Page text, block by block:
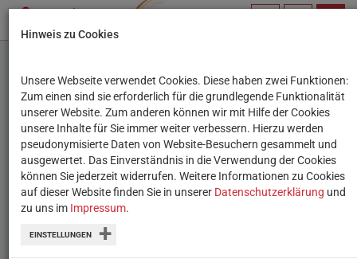
Der große Lernroboter-
Test – Teil 14: Code & Go
Mouse
Der Wiener Bildungsserver hat
verschiedene Lernroboter aus
pädagogischer und technischer
Hinweis zu Cookies
Unsere Webseite verwendet Cookies. Diese haben zwei Funktionen:
Zum einen sind sie erforderlich für die grundlegende Funktionalität
unserer Website. Zum anderen können wir mit Hilfe der Cookies
unsere Inhalte für Sie immer weiter verbessern. Hierzu werden
pseudonymisierte Daten von Website-Besuchern gesammelt und
ausgewertet. Das Einverständnis in die Verwendung der Cookies
können Sie jederzeit widerrufen. Weitere Informationen zu Cookies
auf dieser Website finden Sie in unserer Datenschutzerklärung und
zu uns im Impressum.
EINSTELLUNGEN